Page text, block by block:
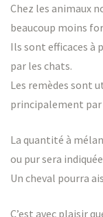
Chez les animaux
beaucoup moins
Ils sont efficaces à
par les chats.
Les remèdes sont
principalement par
La quantité à
ou pur sera
Un cheval pourra
C’est avec plaisir